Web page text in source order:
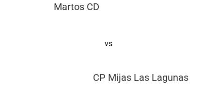
Martos CD
vs
CP Mijas Las Lagunas